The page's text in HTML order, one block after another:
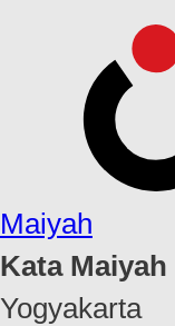
Maiyah
Kata Maiyah
Yogyakarta